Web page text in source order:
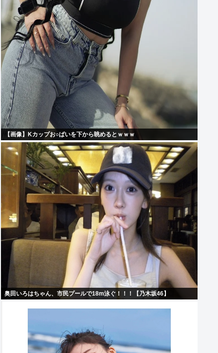
【画像】Kカップお○ぱいを下から眺めるとｗｗｗ
奥田いろはちゃん、市民プールで18m泳ぐ！！！【乃木坂46】